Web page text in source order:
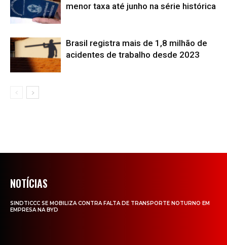
menor taxa até junho na série histórica
Brasil registra mais de 1,8 milhão de
acidentes de trabalho desde 2023
NOTÍCIAS
SINDTICCC SE MOBILIZA CONTRA FALTA DE TRANSPORTE NOTURNO EM
EMPRESA NA BYD